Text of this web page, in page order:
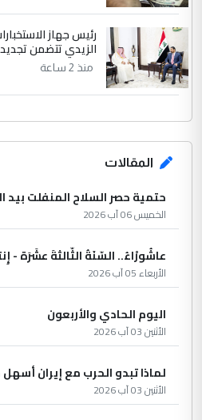
رئيس جهاز
الزيدي تتضمن تجديد
منذ 2 ساعة
المقالات
حتمية حصر السلاح المنفلت بيد
الخميس 06 آب 2026
عاشُورْاءُ.. السّنَةُ الثّالثةَ عشَرَة -
الأربعاء 05 آب 2026
اليوم الحادي والأربعون
الأثنين 03 آب 2026
لماذا تبدو الحرب مع إيران
الأثنين 03 آب 2026